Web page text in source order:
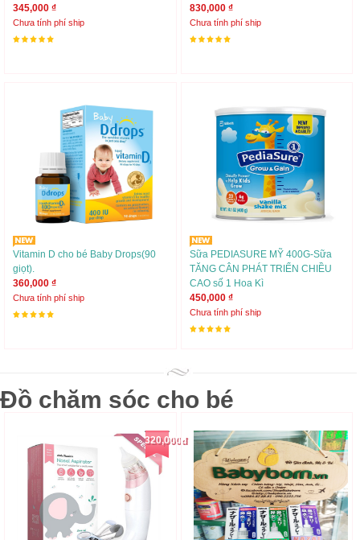
345,000 ₫
Chưa tính phí ship
830,000 ₫
Chưa tính phí ship
Vitamin D cho bé Baby Drops(90
giọt).
360,000 ₫
Chưa tính phí ship
Sữa PEDIASURE MỸ 400G-Sữa
TĂNG CÂN PHÁT TRIỂN CHIỀU
CAO số 1 Hoa Kì
450,000 ₫
Chưa tính phí ship
Đồ chăm sóc cho bé
320,000đ